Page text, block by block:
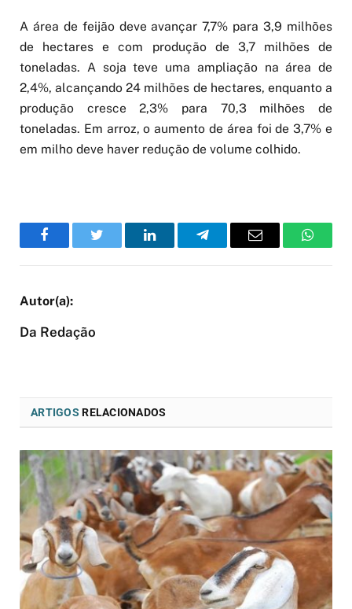
A área de feijão deve avançar 7,7% para 3,9 milhões
de hectares e com produção de 3,7 milhões de
toneladas. A soja teve uma ampliação na área de
2,4%, alcançando 24 milhões de hectares, enquanto a
produção cresce 2,3% para 70,3 milhões de
toneladas. Em arroz, o aumento de área foi de 3,7% e
em milho deve haver redução de volume colhido.
FacebookTwitter LinkedInTelegramEmail
Da Redação
ARTIGOS RELACIONADOS